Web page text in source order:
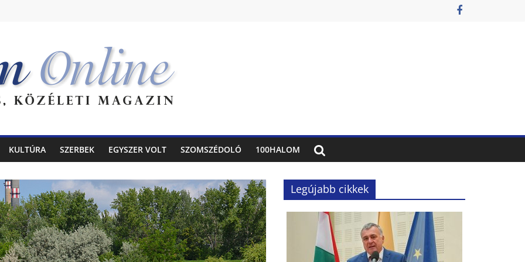
KULTÚRA SZERBEK EGYSZER VOLT SZOMSZÉDOLÓ 100HALOM
Legújabb cikkek